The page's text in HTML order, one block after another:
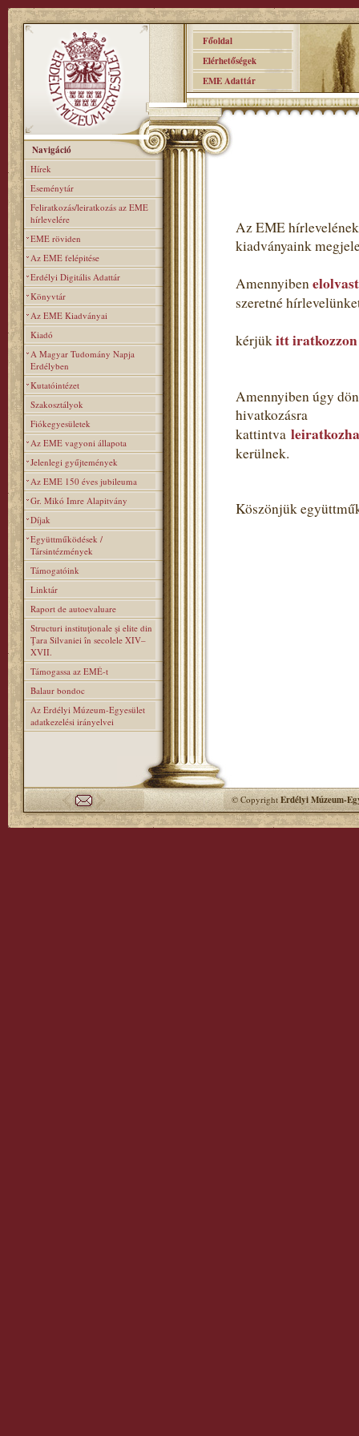
Főoldal
Elérhetőségek
EME Adattár
Navigáció
Hírek
Eseménytár
Feliratkozás/leiratkozás az EME
hírlevelére
EME röviden
Az EME felépitése
Erdélyi Digitális Adattár
Könyvtár
Az EME Kiadványai
Kiadó
A Magyar Tudomány Napja
Erdélyben
Kutatóintézet
Szakosztályok
Fiókegyesületek
Az EME vagyoni állapota
Jelenlegi gyűjtemények
Az EME 150 éves jubileuma
Gr. Mikó Imre Alapitvány
Díjak
Együttműködések /
Társintézmények
Támogatóink
Linktár
Raport de autoevaluare
Structuri instituţionale şi elite din
Ţara Silvaniei în secolele XIV–
XVII.
Támogassa az EMÉ-t
Balaur bondoc
Az Erdélyi Múzeum-Egyesület
adatkezelési irányelvei
Az EME
kiadványaink
Amennyiben
szeretné
kérjükitt
Amennyiben úgy
hivatkozásra
kattintva
kerülnek.
Köszönjük
© CopyrightErdélyi Múzeum-